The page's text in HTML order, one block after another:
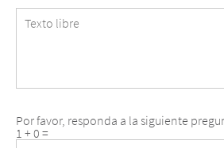
libre
Por favor, responda a la siguiente
1 + 0 =